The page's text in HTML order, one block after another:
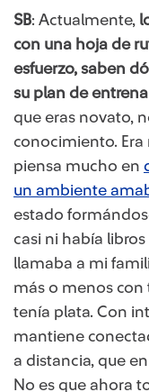
SB: Actualmente,
con una hoja de
esfuerzo, saben
su plan de
que eras novato,
conocimiento.
piensa mucho en
un ambiente
estado
casi ni había
llamaba a mi
más o menos con
tenía plata. Con
mantiene
a distancia, que
No es que ahora